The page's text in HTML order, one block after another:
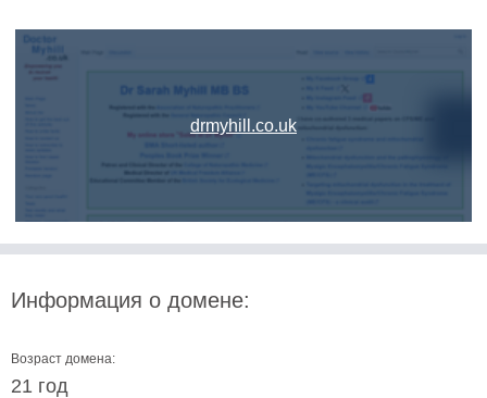
drmyhill.co.uk
Информация о домене:
Возраст домена:
21 год